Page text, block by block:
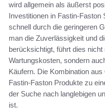
wird allgemein als äußerst
Investitionen in Fastin-
schnell durch die geringeren
man die Zuverlässigkeit und
berücksichtigt, führt dies
Wartungskosten, sondern
Käufern. Die Kombination
Fastin-Faston Produkte zu
der Suche nach langlebigen
ist.